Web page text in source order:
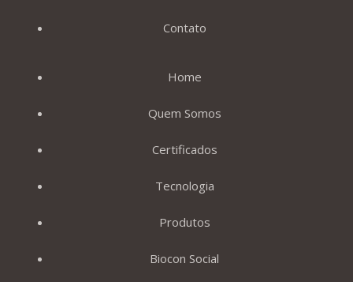
Contato
Home
Quem Somos
Certificados
Tecnologia
Produtos
Biocon Social